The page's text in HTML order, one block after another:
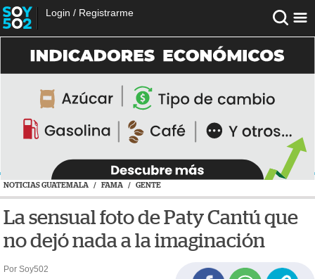
Login / Registrarme
NOTICIAS GUATEMALA / FAMA / GENTE
La sensual foto de Paty Cantú que
no dejó nada a la imaginación
Por Soy502